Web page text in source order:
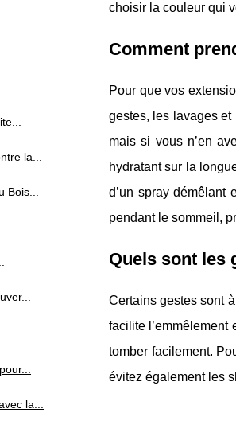
choisir la couleur qui
Comment
Pour que vos
gestes, les lavages
mais si vous n’en
hydratant sur la
d’un spray démêlant
pendant le sommeil,
Quels sont les
Certains gestes sont
facilite l’emmêlement
tomber facilement.
évitez également les
la...
Bois...
la...